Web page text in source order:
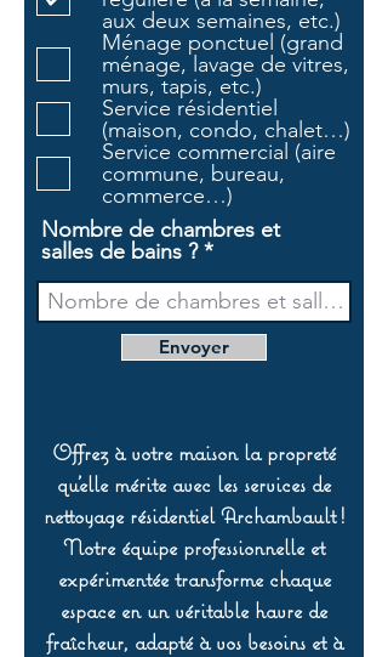
a
t
o
i
r
e
aux deux semaines, etc.)
Ménage ponctuel (grand
ménage, lavage de vitres,
murs, tapis, etc.)
Service résidentiel
(maison, condo, chalet…)
Service commercial (aire
commune, bureau,
commerce…)
Nombre de chambres et
salles de bains ?
Envoyer
Offrez à votre maison la propreté
qu’elle mérite avec les services de
nettoyage résidentiel Archambault !
Notre équipe professionnelle et
expérimentée transforme chaque
espace en un véritable havre de
fraîcheur, adapté à vos besoins et à